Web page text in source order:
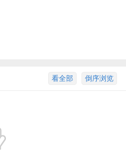
倒序浏览
看全部